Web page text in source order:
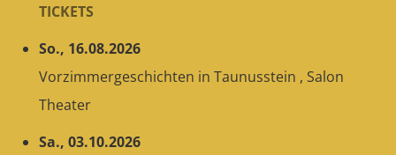
TICKETS
So., 16.08.2026
Vorzimmergeschichten in Taunusstein , Salon
Theater
Sa., 03.10.2026